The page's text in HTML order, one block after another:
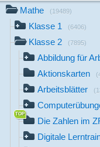
Mathe (19489)
Klasse 1 (6406)
Klasse 2 (7895)
Abbildung für
Aktionskarten
Arbeitsblätter
Die Zahlen im
Digitale